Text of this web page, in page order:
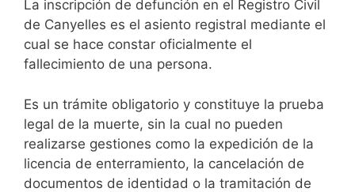
La inscripción de defunción en el Registro Civil
de Canyelles es el asiento registral mediante el
cual se hace constar oficialmente el
fallecimiento de una persona.
Es un trámite obligatorio y constituye la prueba
legal de la muerte, sin la cual no pueden
realizarse gestiones como la expedición de la
licencia de enterramiento, la cancelación de
documentos de identidad o la tramitación de